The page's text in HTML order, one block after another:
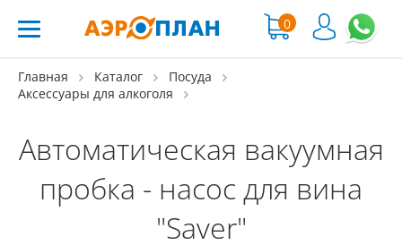
0
Главная Каталог
Посуда
Аксессуары для алкоголя
Автоматическая вакуумная
пробка - насос для вина
"Saver"